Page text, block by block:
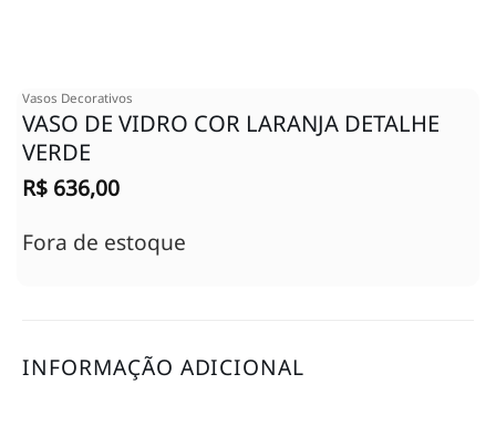
Vasos Decorativos
VASO DE VIDRO COR LARANJA DETALHE
VERDE
R$ 636,00
Fora de estoque
INFORMAÇÃO ADICIONAL